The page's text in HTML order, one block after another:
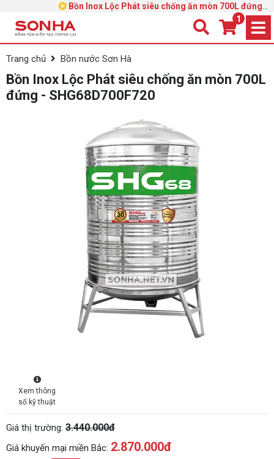
Bồn Inox Lộc Phát siêu chống ăn mòn 700L đứng -
SHG68D700F720
1
Trang chủ Bồn nước Sơn Hà
Bồn Inox Lộc Phát siêu chống ăn mòn 700L
đứng - SHG68D700F720
Xem thông
số kỹ thuật
Giá thị trường: 3.440.000đ
Giá khuyến mại miền Bắc: 2.870.000đ